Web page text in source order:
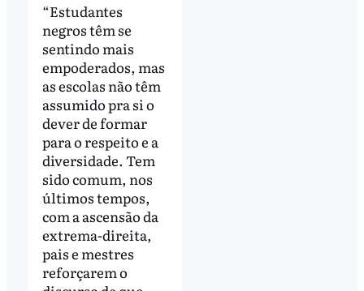
“Estudantes
negros têm se
sentindo mais
empoderados, mas
as escolas não têm
assumido pra si o
dever de formar
para o respeito e a
diversidade. Tem
sido comum, nos
últimos tempos,
com a ascensão da
extrema-direita,
pais e mestres
reforçarem o